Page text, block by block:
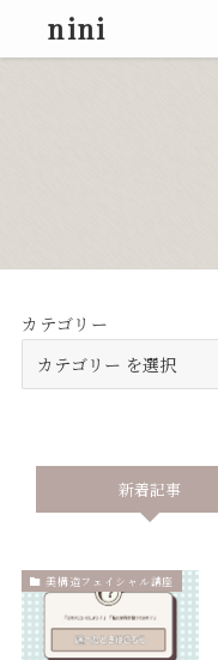
nini
カテゴリー
新着記事
美構造フェイシャル講座